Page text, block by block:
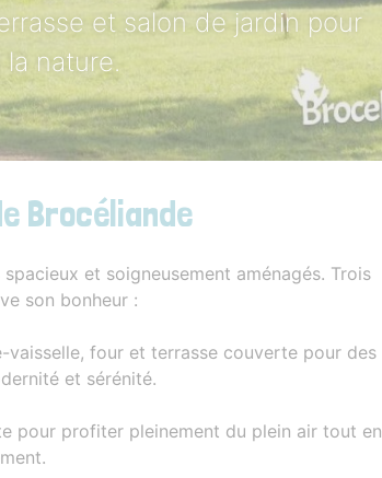
et salon de jardin pour
nature.
Brocéliande
spacieux et soigneusement aménagés. Trois
son bonheur :
four et terrasse couverte pour des
et sérénité.
pour profiter pleinement du plein air tout en